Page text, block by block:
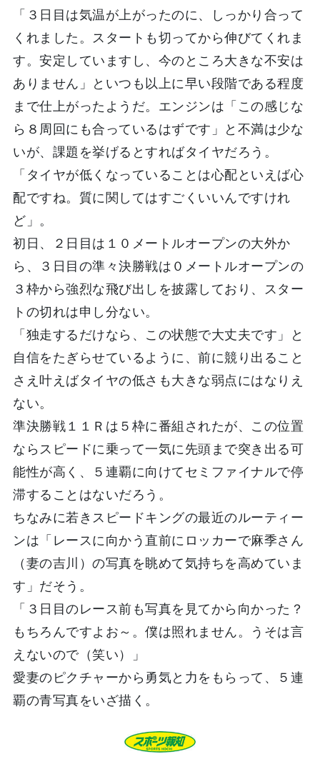
「３日目は気温が上がったのに、しっかり合って
くれました。スタートも切ってから伸びてくれま
す。安定していますし、今のところ大きな不安は
ありません」といつも以上に早い段階である程度
まで仕上がったようだ。エンジンは「この感じな
ら８周回にも合っているはずです」と不満は少な
いが、課題を挙げるとすればタイヤだろう。
「タイヤが低くなっていることは心配といえば心
配ですね。質に関してはすごくいいんですけれ
ど」。
初日、２日目は１０メートルオープンの大外か
ら、３日目の準々決勝戦は０メートルオープンの
３枠から強烈な飛び出しを披露しており、スター
トの切れは申し分ない。
「独走するだけなら、この状態で大丈夫です」と
自信をたぎらせているように、前に競り出ること
さえ叶えばタイヤの低さも大きな弱点にはなりえ
ない。
準決勝戦１１Ｒは５枠に番組されたが、この位置
ならスピードに乗って一気に先頭まで突き出る可
能性が高く、５連覇に向けてセミファイナルで停
滞することはないだろう。
ちなみに若きスピードキングの最近のルーティー
ンは「レースに向かう直前にロッカーで麻季さん
（妻の吉川）の写真を眺めて気持ちを高めていま
す」だそう。
「３日目のレース前も写真を見てから向かった？
もちろんですよお～。僕は照れません。うそは言
えないので（笑い）」
愛妻のピクチャーから勇気と力をもらって、５連
覇の青写真をいざ描く。